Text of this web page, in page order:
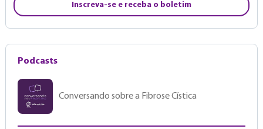
Inscreva-se e receba o boletim
Podcasts
Conversando sobre a Fibrose Cística